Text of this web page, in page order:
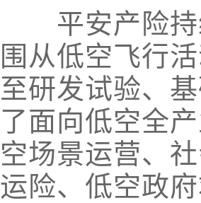
平安产险持
围从低空飞行
至研发试验、
了面向低空全
空场景运营、
运险、低空政